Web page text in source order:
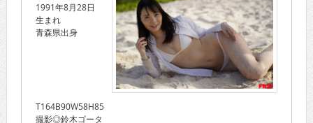
1991年8月28日
生まれ
青森県出身
T164B90W58H85
撮影◎鈴木ゴータ